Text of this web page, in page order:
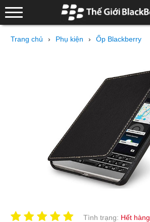
Trang chủ › Phụ kiện › Ốp Blackberry
Tình trạng: Hết hàng